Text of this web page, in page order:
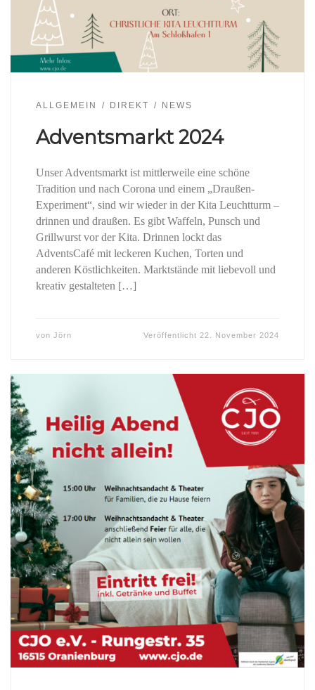
ALLGEMEIN DIREKT NEWS
Adventsmarkt 2024
Unser Adventsmarkt ist mittlerweile eine schöne
Tradition und nach Corona und einem „Draußen-
Experiment“, sind wir wieder in der Kita Leuchtturm –
drinnen und draußen. Es gibt Waffeln, Punsch und
Grillwurst vor der Kita. Drinnen lockt das
AdventsCafé mit leckeren Kuchen, Torten und
anderen Köstlichkeiten. Marktstände mit liebevoll und
kreativ gestalteten […]
von Jörn Veröffentlicht 22. November 2024